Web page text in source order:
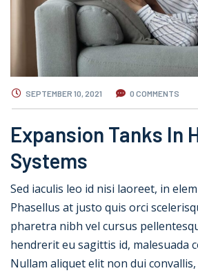
SEPTEMBER 10, 2021 0 COMMENTS
Expansion Tanks In
Systems
Sed iaculis leo id nisi laoreet, in
Phasellus at justo quis orci
pharetra nibh vel cursus
hendrerit eu sagittis id, malesuada
Nullam aliquet elit non dui